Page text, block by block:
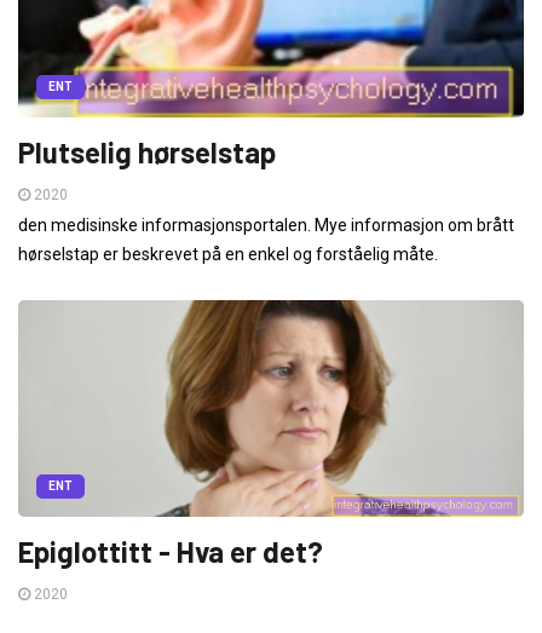
ENT
Plutselig hørselstap
2020
den medisinske informasjonsportalen. Mye informasjon om brått
hørselstap er beskrevet på en enkel og forståelig måte.
ENT
Epiglottitt - Hva er det?
2020